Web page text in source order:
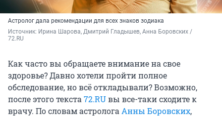
Астролог дала рекомендации для всех знаков зодиака
Источник: Ирина Шарова, Дмитрий Гладышев, Анна Боровских /
72.RU
Как часто вы обращаете внимание на свое
здоровье? Давно хотели пройти полное
обследование, но всё откладывали? Возможно,
после этого текста72.RUвы все-таки сходите к
врачу. По словам астрологаАнны Боровских,